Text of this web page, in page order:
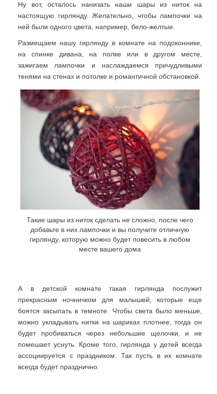
Ну вот, осталось нанизать наши шары из ниток на
настоящую гирлянду. Желательно, чтобы лампочки на
ней были одного цвета, например, бело-желтые.
Размещаем нашу гирлянду в комнате на подоконнике,
на спинке дивана, на полке или в другом месте,
зажигаем лампочки и наслаждаемся причудливыми
тенями на стенах и потолке и романтичной обстановкой.
Такие шары из ниток сделать не сложно, после чего
добавьте в них лампочки и вы получите отличную
гирлянду, которую можно будет повесить в любом
месте вашего дома
А в детской комнате такая гирлянда послужит
прекрасным ночничком для малышей, которые еще
боятся засыпать в темноте. Чтобы света было меньше,
можно укладывать нитки на шариках плотнее, тогда он
будет пробиваться через небольшие щелочки, и не
помешает уснуть. Кроме того, гирлянда у детей всегда
ассоциируется с праздником. Так пусть в их комнате
всегда будет празднично.